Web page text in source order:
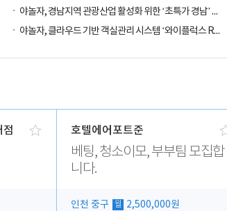
야놀자, 경남지역 관광산업 활성화 위한 ‘초특가 경남’ 기획전 진행
야놀자, 클라우드 기반 객실관리 시스템 ‘와이플럭스 RMS’ 출시
점 호텔에어포트준
베팅, 청소이모, 부부팀 모집합
니다.
인천 중구 월
2,500,000원